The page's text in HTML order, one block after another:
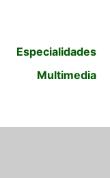
Especialidades
Multimedia